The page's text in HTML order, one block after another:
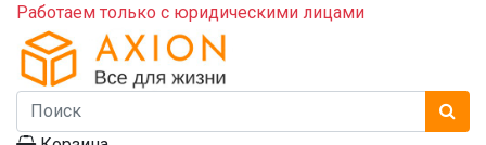
Работаем только с юридическими лицами